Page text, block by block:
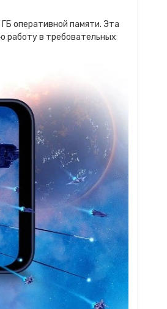
оперативной памяти. Эта
работу в требовательных